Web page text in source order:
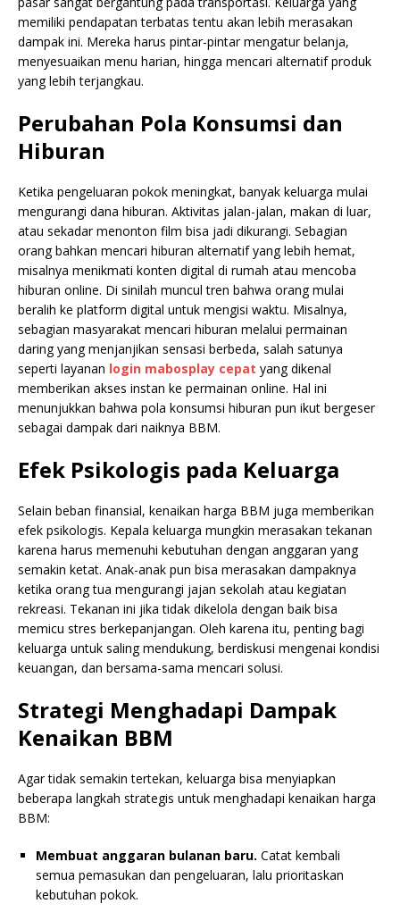
memiliki pendapatan terbatas tentu akan lebih merasakan
dampak ini. Mereka harus pintar-pintar mengatur belanja,
menyesuaikan menu harian, hingga mencari alternatif produk
yang lebih terjangkau.
Perubahan Pola Konsumsi dan
Hiburan
Ketika pengeluaran pokok meningkat, banyak keluarga mulai
mengurangi dana hiburan. Aktivitas jalan-jalan, makan di luar,
atau sekadar menonton film bisa jadi dikurangi. Sebagian
orang bahkan mencari hiburan alternatif yang lebih hemat,
misalnya menikmati konten digital di rumah atau mencoba
hiburan online. Di sinilah muncul tren bahwa orang mulai
beralih ke platform digital untuk mengisi waktu. Misalnya,
sebagian masyarakat mencari hiburan melalui permainan
daring yang menjanjikan sensasi berbeda, salah satunya
seperti layanan login mabosplay cepat yang dikenal
memberikan akses instan ke permainan online. Hal ini
menunjukkan bahwa pola konsumsi hiburan pun ikut bergeser
sebagai dampak dari naiknya BBM.
Efek Psikologis pada Keluarga
Selain beban finansial, kenaikan harga BBM juga memberikan
efek psikologis. Kepala keluarga mungkin merasakan tekanan
karena harus memenuhi kebutuhan dengan anggaran yang
semakin ketat. Anak-anak pun bisa merasakan dampaknya
ketika orang tua mengurangi jajan sekolah atau kegiatan
rekreasi. Tekanan ini jika tidak dikelola dengan baik bisa
memicu stres berkepanjangan. Oleh karena itu, penting bagi
keluarga untuk saling mendukung, berdiskusi mengenai kondisi
keuangan, dan bersama-sama mencari solusi.
Strategi Menghadapi Dampak
Kenaikan BBM
Agar tidak semakin tertekan, keluarga bisa menyiapkan
beberapa langkah strategis untuk menghadapi kenaikan harga
BBM:
Membuat anggaran bulanan baru. Catat kembali
semua pemasukan dan pengeluaran, lalu prioritaskan
kebutuhan pokok.